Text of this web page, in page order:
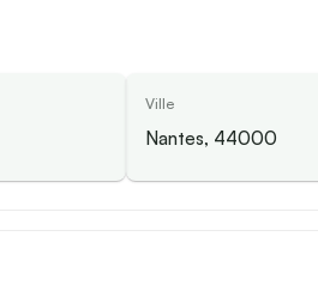
Ville
Nantes, 44000